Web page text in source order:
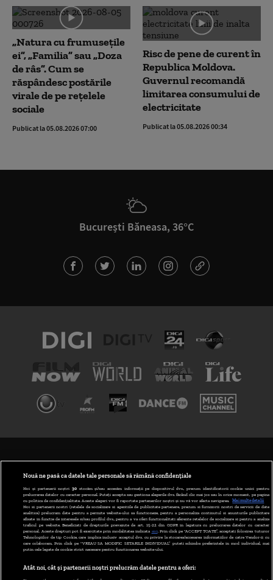
„Natura cu frumusețile
ei”, „Familia” sau „Doza
de râs”. Cum se
răspândesc postările
virale de pe rețelele
sociale
Publicat la 05.08.2026 07:00
Risc de pene de curent în
Republica Moldova.
Guvernul recomandă
limitarea consumului de
electricitate
Publicat la 05.08.2026 00:34
București Băneasa, 36°C
ABONARE DIGI TV
GESTIONAȚI PREFERINȚELE
CODUL DIGI24
CAMERE WEB
CONTACT/INFO
Nouă ne pasă ca datele tale personale să rămână confidențiale
Noi și partenerii noștri 30stocăm și/sau accesăm informații pe dispozitivul dvs., precum identificatorii cookie unici pentru
prelucrarea datelor cu caracter personal. Puteți accepta sau gestiona alegerile dvs. făcând clic mai jos sau în orice moment, pe pagina
cu politica de confidențialitate. Aceste alegeri vor fi raportate partenerilor noștri și nu vă vor afecta navigarea.
Mai multe detalii
Noi si partenerii nostri (retelele de socializare si agentiile de publicitate partenere, precum si furnizorii nostri de servicii de date
analitice) prelucram date pentru a permite website-ului sa functioneze, pentru a personaliza continutul si anunturile publicitare
afisate in functie de interesele si/sau profilul dvs., pentru a va oferi functionalitati aferente retelelor de socializare si pentru a analiza
traficul pe website. Beneficiati de drepturile prevazute de art. 15-22 din GDPR in legatura cu prelucrarea datelor cu caracter
personal. Aceste drepturi pot fi exercitate prin modalitatea indicata aici. Prin click pe “ACCEPT TOATE”, acceptati folosirea tuturor
Tehnologiilor de tip Cookie, care implica inclusiv acceptul dvs. cu privire la stocarea/accesarea informatiilor de catre Vendor-ii cu
care colaboram. Prin click pe “VREAU SA MODIFIC SETARILE INDIVIDUAL” puteti schimba preferintele in mod individual, mai
putin cele legate de cookie strict necesare pentru functionarea website-ului.
Atât noi, cât și partenerii noștri prelucrăm datele pentru a oferi: